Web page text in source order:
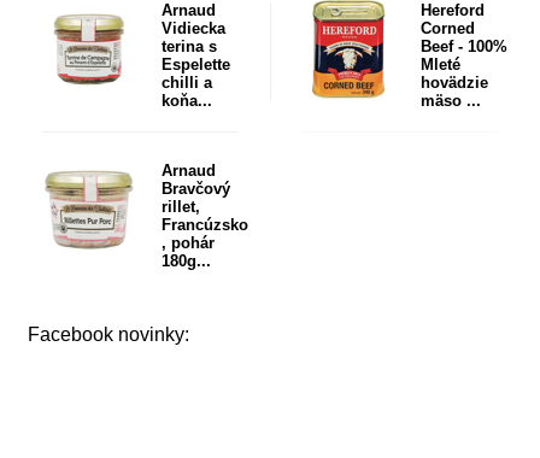
Arnaud
Vidiecka
terina s
Espelette
chilli a
koňa...
Hereford
Corned
Beef - 100%
Mleté
hovädzie
mäso ...
Arnaud
Bravčový
rillet,
Francúzsko
, pohár
180g...
Facebook novinky: